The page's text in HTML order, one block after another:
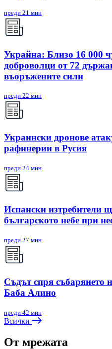
преди 21 мин
Украйна: Близо 16 000
доброволци от 72
въоръжените сили
преди 22 мин
Украински дронове
рафинерии в Русия
преди 24 мин
Испански изтребители
българското небе при
преди 27 мин
Съдът спря събарянето
Баба Алино
преди 42 мин
Всички
От мрежата